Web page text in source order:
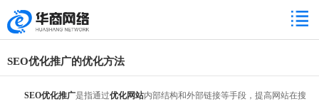
SEO优化推广的优化方法
SEO优化推广是指通过优化网站内部结构和外部链接等手段，提高网站在搜